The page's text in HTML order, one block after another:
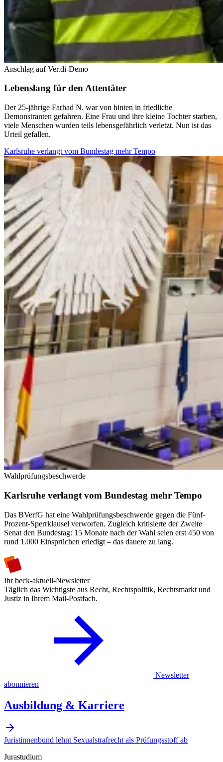
Anschlag auf Ver.di-Demo
Lebenslang für den Attentäter
Der 25-jährige Farhad N. war von hinten in friedliche
Demonstranten gefahren. Eine Frau und ihre kleine Tochter starben,
viele Menschen wurden teils lebensgefährlich verletzt. Nun ist das
Urteil gefallen.
Karlsruhe verlangt vom Bundestag mehr Tempo
Wahlprüfungsbeschwerde
Karlsruhe verlangt vom Bundestag mehr Tempo
Das BVerfG hat eine Wahlprüfungsbeschwerde gegen die Fünf-
Prozent-Sperrklausel verworfen. Zugleich kritisierte der Zweite
Senat den Bundestag: 15 Monate nach der Wahl seien erst 450 von
rund 1.000 Einsprüchen erledigt – das dauere zu lang.
Ihr beck-aktuell-Newsletter
Täglich das Wichtigste aus Recht, Rechtspolitik, Rechtsmarkt und
Justiz in Ihrem Mail-Postfach.
Newsletter
abonnieren
Ausbildung & Karriere
Juristinnenbund lehnt Sexualstrafrecht als Prüfungsstoff ab
Jurastudium